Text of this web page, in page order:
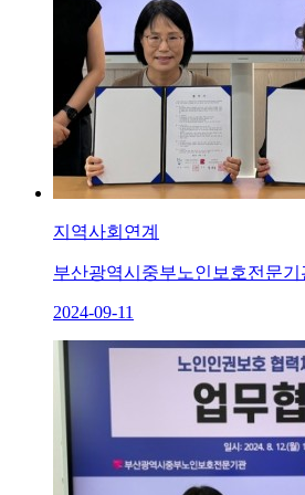
지역사회연계
부산광역시중부노인보호전문
2024-09-11